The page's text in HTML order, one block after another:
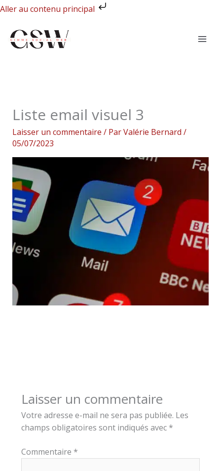
Aller au contenu principal
Aller
contenu
Liste email visuel 3
Laisser un commentaire / ParValérie Bernard /
05/07/2023
Laisser un commentaire
Votre adresse e-mail ne sera pas publiée. Les
champs obligatoires sont indiqués avec *
Commentaire *